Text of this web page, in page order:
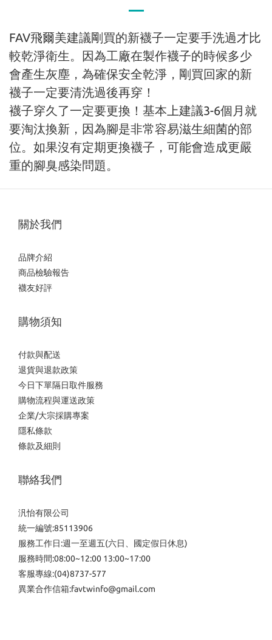
FAV飛爾美建議剛買的新襪子一定要手洗過才比
較乾淨衛生。因為工廠在製作襪子的時候多少
會產生灰塵，為確保安全乾淨，剛買回家的新
襪子一定要清洗過後再穿！
襪子穿久了一定要更換！基本上建議3-6個月就
要淘汰換新，因為腳是非常容易滋生細菌的部
位。如果沒有定期更換襪子，可能會造成更嚴
重的腳臭感染問題。
關於我們
品牌介紹
商品檢驗報告
襪友好評
購物須知
付款與配送
退貨與退款政策
今日下單隔日取件服務
購物流程與運送政策
企業/大宗採購專案
隱私條款
條款及細則
聯絡我們
汎怡有限公司
統一編號:85113906
服務工作日:週一至週五(六日、國定假日休息)
服務時間:08:00~12:00 13:00~17:00
客服專線:(04)8737-577
異業合作信箱:favtwinfo@gmail.com